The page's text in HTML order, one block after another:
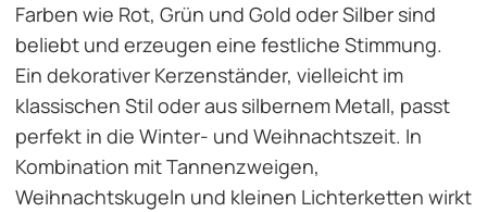
Farben wie Rot, Grün und Gold oder Silber sind
beliebt und erzeugen eine festliche Stimmung.
Ein dekorativer Kerzenständer, vielleicht im
klassischen Stil oder aus silbernem Metall, passt
perfekt in die Winter- und Weihnachtszeit. In
Kombination mit Tannenzweigen,
Weihnachtskugeln und kleinen Lichterketten wirkt